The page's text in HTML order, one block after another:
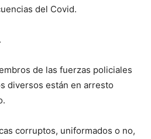
del Covid.
de las fuerzas policiales
diversos están en arresto
corruptos, uniformados o no,